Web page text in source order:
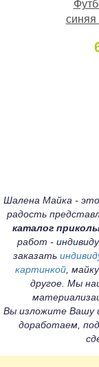
синяя
Шалена Майка -
радость
каталог
работ -
заказать
картинкой,
другое. Мы
Вы изложите Вашу
доработаем,